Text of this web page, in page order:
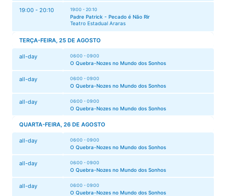
19:00 - 20:10 19:00 - 20:10
Padre Patrick - Pecado é Não Rir
Teatro Estadual Araras
TERÇA-FEIRA, 25 DE AGOSTO
all-day 06:00 - 09:00
O Quebra-Nozes no Mundo dos Sonhos
all-day 06:00 - 09:00
O Quebra-Nozes no Mundo dos Sonhos
all-day 06:00 - 09:00
O Quebra-Nozes no Mundo dos Sonhos
QUARTA-FEIRA, 26 DE AGOSTO
all-day 06:00 - 09:00
O Quebra-Nozes no Mundo dos Sonhos
all-day 06:00 - 09:00
O Quebra-Nozes no Mundo dos Sonhos
all-day 06:00 - 09:00
O Quebra-Nozes no Mundo dos Sonhos